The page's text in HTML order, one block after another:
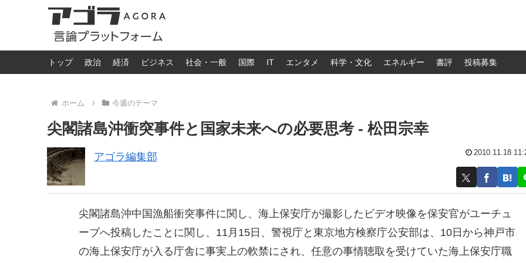
トップ 政治 経済 ビジネス 社会・一般 国際 IT エンタメ 科学・文化 エネルギー 書評 投稿募集
ホーム 今週のテーマ
尖閣諸島沖衝突事件と国家未来への必要思考 - 松田宗幸
アゴラ編集部 2010.11.18
尖閣諸島沖中国漁船衝突事件に関し、海上保安庁が撮影したビデオ映像を保安官がユーチュ
ーブへ投稿したことに関し、11月15日、警視庁と東京地方検察庁公安部は、10日から神戸市
の海上保安庁が入る庁舎に事実上の軟禁にされ、任意の事情聴取を受けていた海上保安庁職